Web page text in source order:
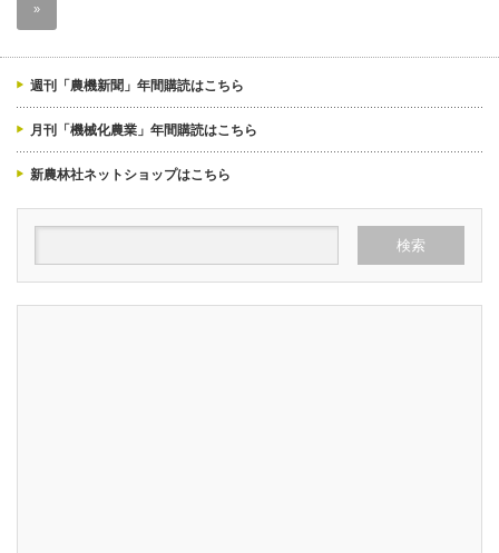
»
週刊「農機新聞」年間購読はこちら
月刊「機械化農業」年間購読はこちら
新農林社ネットショップはこちら